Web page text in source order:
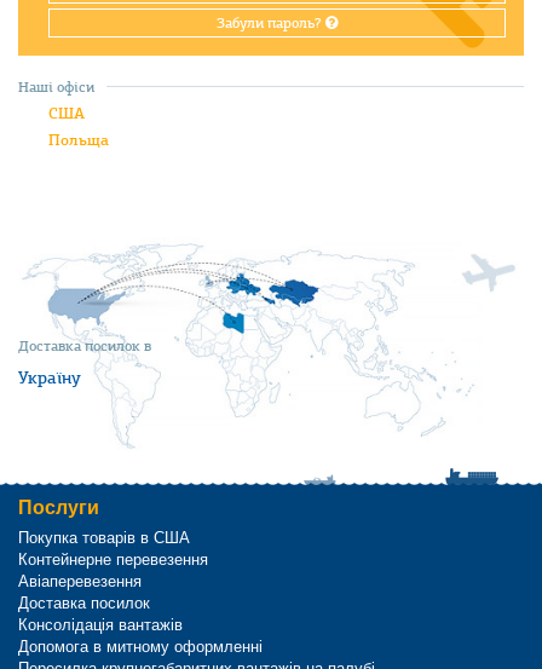
Забули пароль?
Доставка посилок в
Україну
Наші офіси
США
Польща
Послуги
Покупка товарів в США
Контейнерне перевезення
Авіаперевезення
Доставка посилок
Консолідація вантажів
Допомога в митному оформленні